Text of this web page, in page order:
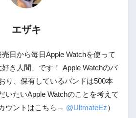
エザキ
日から毎日Apple Watchを使って
き人間」です！ Apple Watchのバ
り、保有しているバンドは500本
いたいApple Watchのことを考えて
ウントはこちら→ @UltmateEz）